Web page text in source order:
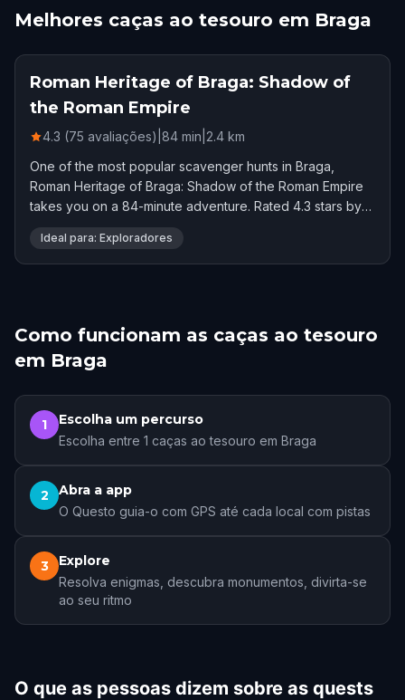
Melhores caças ao tesouro em Braga
Roman Heritage of Braga: Shadow of
the Roman Empire
4.3 (75 avaliações) 84 min 2.4 km
One of the most popular scavenger hunts in Braga,
Roman Heritage of Braga: Shadow of the Roman Empire
takes you on a 84-minute adventure. Rated 4.3 stars by
75 players.
Ideal para: Exploradores
Como funcionam as caças ao tesouro
em Braga
1 Escolha um percurso
Escolha entre 1 caças ao tesouro em Braga
2 Abra a app
O Questo guia-o com GPS até cada local com pistas
3 Explore
Resolva enigmas, descubra monumentos, divirta-se
ao seu ritmo
O que as pessoas dizem sobre as quests